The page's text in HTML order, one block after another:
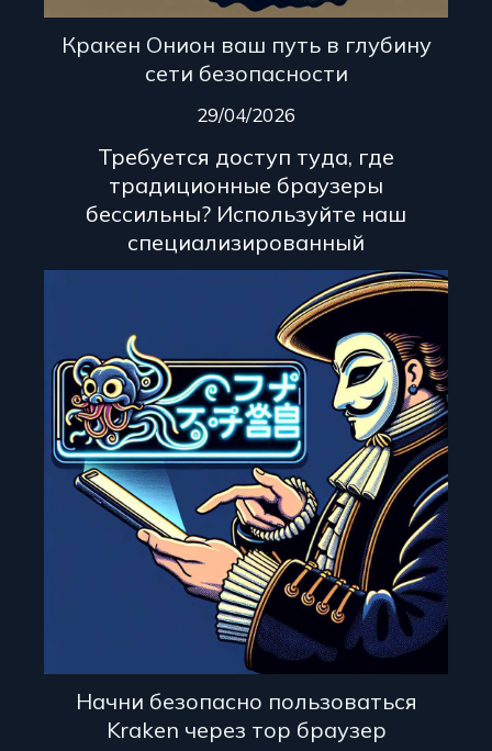
Кракен Онион ваш путь в глубину
сети безопасности
29/04/2026
Требуется доступ туда, где
традиционные браузеры
бессильны? Используйте наш
специализированный
Начни безопасно пользоваться
Kraken через тор браузер